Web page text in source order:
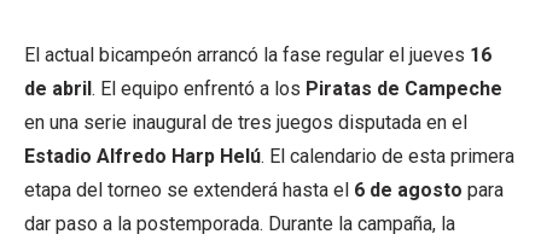
El actual bicampeón arrancó la fase regular el jueves 16
de abril. El equipo enfrentó a los Piratas de Campeche
en una serie inaugural de tres juegos disputada en el
Estadio Alfredo Harp Helú. El calendario de esta primera
etapa del torneo se extenderá hasta el 6 de agosto para
dar paso a la postemporada. Durante la campaña, la